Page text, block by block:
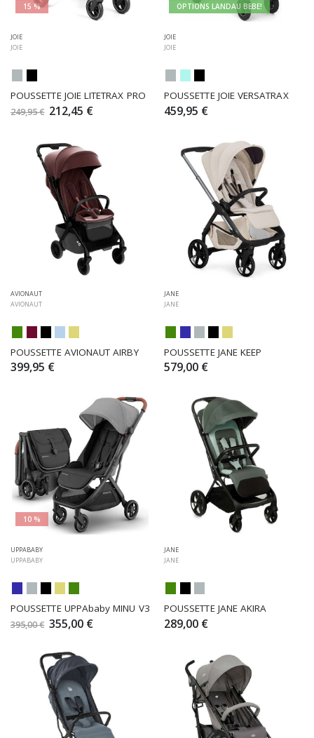
15 %
JOIE
JOIE
POUSSETTE JOIE LITETRAX PRO
249,95 € 212,45 €
OPTIONS LANDAU BEBE!
JOIE
JOIE
POUSSETTE JOIE VERSATRAX
459,95 €
AVIONAUT
AVIONAUT
POUSSETTE AVIONAUT AIRBY
399,95 €
JANE
JANE
POUSSETTE JANE KEEP
579,00 €
10 %
UPPABABY
UPPABABY
POUSSETTE UPPAbaby MINU V3
395,00 € 355,00 €
JANE
JANE
POUSSETTE JANE AKIRA
289,00 €